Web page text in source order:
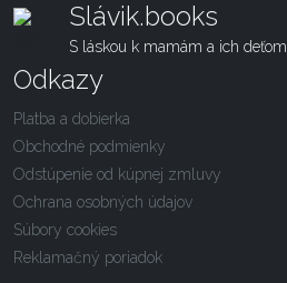
Slávik.books
S láskou k mamám a ich deťom
Odkazy
Platba a dobierka
Obchodné podmienky
Odstúpenie od kúpnej zmluvy
Ochrana osobných údajov
Súbory cookies
Reklamačný poriadok